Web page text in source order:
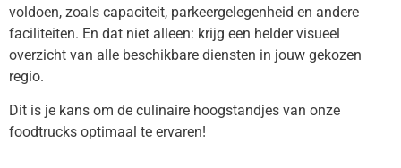
voldoen, zoals capaciteit, parkeergelegenheid en andere
faciliteiten. En dat niet alleen: krijg een helder visueel
overzicht van alle beschikbare diensten in jouw gekozen
regio.
Dit is je kans om de culinaire hoogstandjes van onze
foodtrucks optimaal te ervaren!